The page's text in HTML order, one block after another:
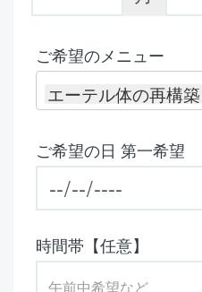
ご希望のメニュー
エーテル体の再構築
ご希望の日 第一希望
時間帯【任意】